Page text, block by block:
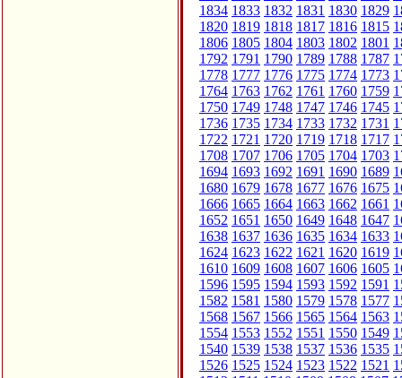
1834 1833 1832 1831 1830 1829
1820 1819 1818 1817 1816 1815
1806 1805 1804 1803 1802 1801
1792 1791 1790 1789 1788 1787
1778 1777 1776 1775 1774 1773
1764 1763 1762 1761 1760 1759
1750 1749 1748 1747 1746 1745
1736 1735 1734 1733 1732 1731
1722 1721 1720 1719 1718 1717
1708 1707 1706 1705 1704 1703
1694 1693 1692 1691 1690 1689
1680 1679 1678 1677 1676 1675
1666 1665 1664 1663 1662 1661
1652 1651 1650 1649 1648 1647
1638 1637 1636 1635 1634 1633
1624 1623 1622 1621 1620 1619
1610 1609 1608 1607 1606 1605
1596 1595 1594 1593 1592 1591
1582 1581 1580 1579 1578 1577
1568 1567 1566 1565 1564 1563
1554 1553 1552 1551 1550 1549
1540 1539 1538 1537 1536 1535
1526 1525 1524 1523 1522 1521